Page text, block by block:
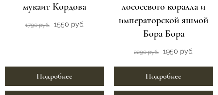
мукаит Кордова
1790 руб. 1550 руб.
Подробнее
лососевого коралла и
императорской яшмой
Бора Бора
2290 руб. 1950 руб.
Подробнее